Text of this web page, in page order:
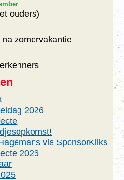
ouders)
zomervakantie
2026
via SponsorKliks
2026